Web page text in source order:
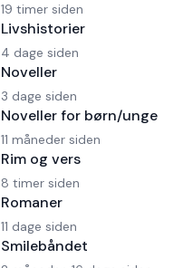
19 timer siden
Livshistorier
4 dage siden
Noveller
3 dage siden
Noveller for børn/unge
11 måneder siden
Rim og vers
8 timer siden
Romaner
11 dage siden
Smilebåndet